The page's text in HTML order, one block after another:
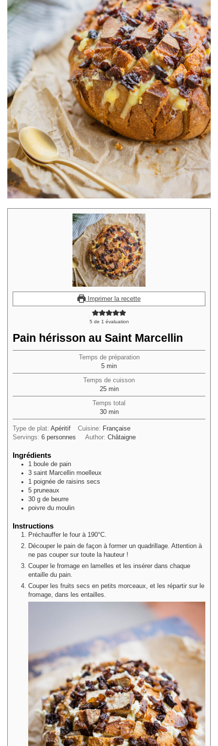
Imprimer la recette
5 de 1 évaluation
Pain hérisson au Saint Marcellin
Temps de préparation
5minutes
min
Temps de cuisson
25minutes
min
Temps total
30minutes
min
Type de plat: Apéritif Cuisine: Française
Servings: 6 personnes Author:Châtaigne
Ingrédients
1 boule de pain
3 saint Marcellin moelleux
1 poignée de raisins secs
5 pruneaux
30 g de beurre
poivre du moulin
Instructions
Préchauffer le four à 190°C.
Découper le pain de façon à former un quadrillage. Attention à
ne pas couper sur toute la hauteur !
Couper le fromage en lamelles et les insérer dans chaque
entaille du pain.
Couper les fruits secs en petits morceaux, et les répartir sur le
fromage, dans les entailles.